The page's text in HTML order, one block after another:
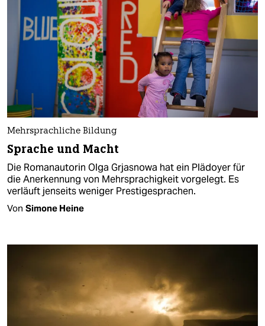
Mehrsprachliche Bildung
Sprache und Macht
Die Romanautorin Olga Grjasnowa hat ein Plädoyer für
die Anerkennung von Mehrsprachigkeit vorgelegt. Es
verläuft jenseits weniger Prestigesprachen.
Von Simone Heine